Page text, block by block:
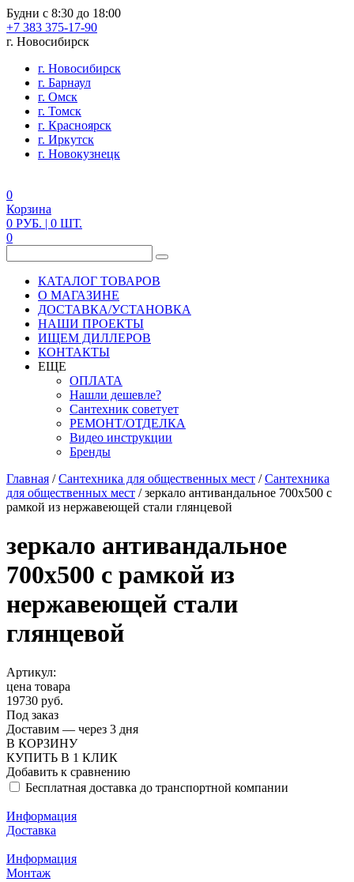
Будни с 8:30 до 18:00
+7 383 375-17-90
г. Новосибирск
г. Новосибирск
г. Барнаул
г. Омск
г. Томск
г. Красноярск
г. Иркутск
г. Новокузнецк
0
Корзина
0 РУБ. | 0 ШТ.
0
КАТАЛОГ ТОВАРОВ
О МАГАЗИНЕ
ДОСТАВКА/УСТАНОВКА
НАШИ ПРОЕКТЫ
ИЩЕМ ДИЛЛЕРОВ
КОНТАКТЫ
ЕЩЕ
ОПЛАТА
Нашли дешевле?
Сантехник советует
РЕМОНТ/ОТДЕЛКА
Видео инструкции
Бренды
Главная /Сантехника для общественных мест /Сантехника
для общественных мест /зеркало антивандальное 700х500 с
рамкой из нержавеющей стали глянцевой
зеркало антивандальное
700х500 с рамкой из
нержавеющей стали
глянцевой
Артикул:
цена товара
19730 руб.
Под заказ
Доставим — через 3 дня
В КОРЗИНУ
КУПИТЬ В 1 КЛИК
Добавить к сравнению
Бесплатная доставка до транспортной компании
Информация
Доставка
Информация
Монтаж